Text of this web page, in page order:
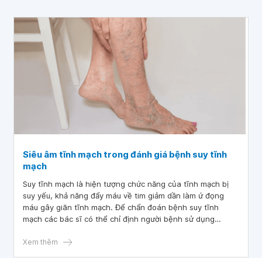
Siêu âm tĩnh mạch trong đánh giá bệnh suy tĩnh
mạch
Suy tĩnh mạch là hiện tượng chức năng của tĩnh mạch bị
suy yếu, khả năng đẩy máu về tim giảm dần làm ứ đọng
máu gây giãn tĩnh mạch. Để chẩn đoán bệnh suy tĩnh
mạch các bác sĩ có thể chỉ định người bệnh sử dụng
Xem thêm